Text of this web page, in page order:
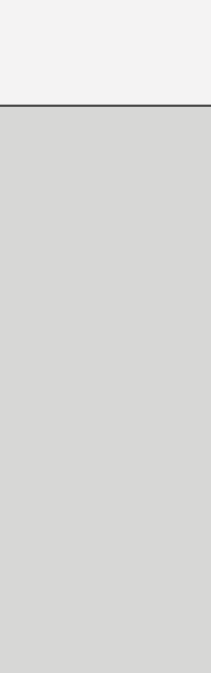
[LS] [PS5] Premiers